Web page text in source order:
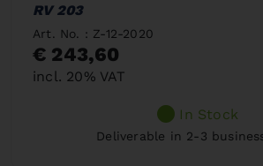
RV 203
Art. No. : Z-12-2020
€ 243,60
incl. 20% VAT
In Stock
Deliverable in 2-3